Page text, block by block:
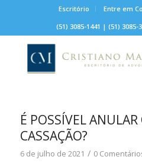
Escritório
Entre em
(51) 3085-1441 |(51) 3085-
É POSSÍVEL
CASSAÇÃO?
6 de julho de 2021 / 0